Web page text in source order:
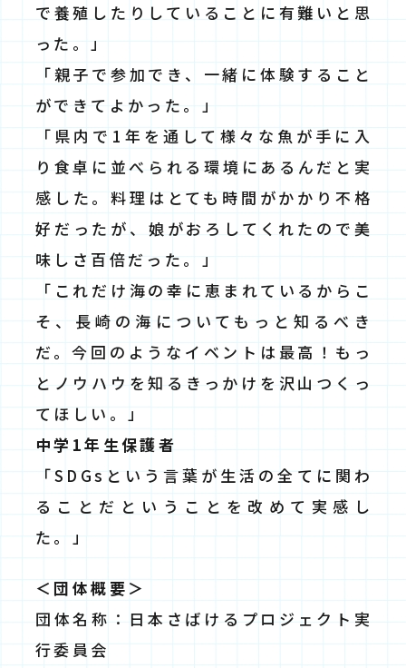
で養殖したりしていることに有難いと思
った。」
「親子で参加でき、一緒に体験すること
ができてよかった。」
「県内で1年を通して様々な魚が手に入
り食卓に並べられる環境にあるんだと実
感した。料理はとても時間がかかり不格
好だったが、娘がおろしてくれたので美
味しさ百倍だった。」
「これだけ海の幸に恵まれているからこ
そ、長崎の海についてもっと知るべき
だ。今回のようなイベントは最高！もっ
とノウハウを知るきっかけを沢山つくっ
てほしい。」
中学1年⽣保護者
「SDGsという言葉が生活の全てに関わ
ることだということを改めて実感し
た。」
＜団体概要＞
団体名称：日本さばけるプロジェクト実
行委員会